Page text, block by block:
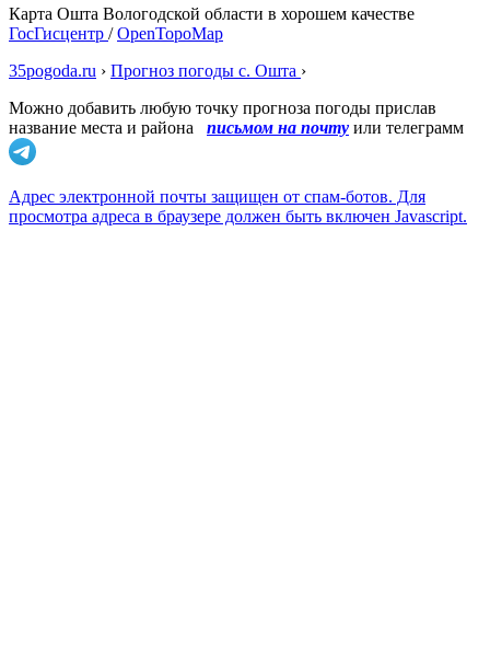
Карта Ошта Вологодской области в хорошем качестве
ГосГисцентр /OpenTopoMap
35pogoda.ru › Прогноз погоды с. Ошта ›
Можно добавить любую точку прогноза погоды прислав
название места и района
письмом на почту или телеграмм
Адрес электронной почты защищен от спам-ботов. Для
просмотра адреса в браузере должен быть включен Javascript.